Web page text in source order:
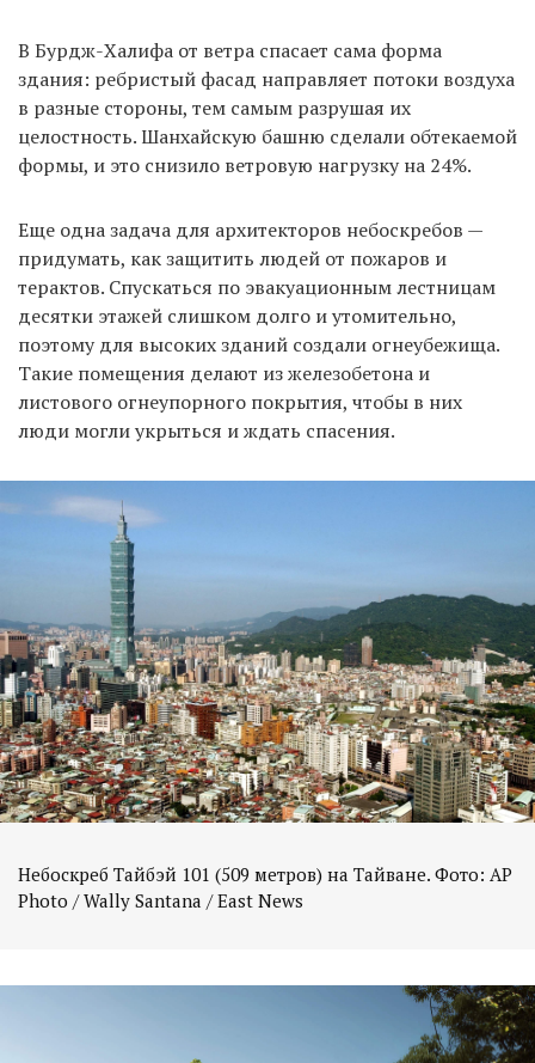
В Бурдж-Халифа от ветра спасает сама форма
здания: ребристый фасад направляет потоки воздуха
в разные стороны, тем самым разрушая их
целостность. Шанхайскую башню сделали обтекаемой
формы, и это снизило ветровую нагрузку на 24%.
Еще одна задача для архитекторов небоскребов —
придумать, как защитить людей от пожаров и
терактов. Спускаться по эвакуационным лестницам
десятки этажей слишком долго и утомительно,
поэтому для высоких зданий создали огнеубежища.
Такие помещения делают из железобетона и
листового огнеупорного покрытия, чтобы в них
люди могли укрыться и ждать спасения.
Небоскреб Тайбэй 101 (509 метров) на Тайване. Фото: AP
Photo / Wally Santana / East News